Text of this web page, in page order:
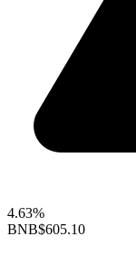
4.63%
BNB$605.10